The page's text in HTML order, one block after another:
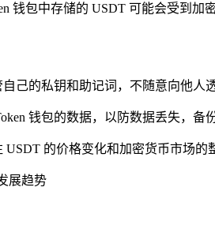
钱包中存储的 USDT 可能会受到加
己的私钥和助记词，不随意向他人
钱包的数据，以防数据丢失，备
USDT 的价格变化和加密货币市场的
展趋势